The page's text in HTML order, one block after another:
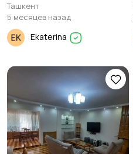
Ташкент
5 месяцев назад
Ekaterina